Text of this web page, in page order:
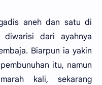
aneh dan satu di
dari ayahnya
Biarpun ia yakin
itu, namun
kali, sekarang